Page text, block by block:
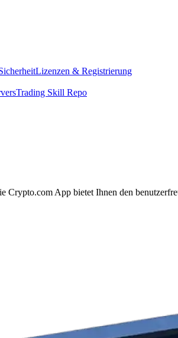
Lizenzen & Registrierung
Trading Skill Repo
App bietet Ihnen den